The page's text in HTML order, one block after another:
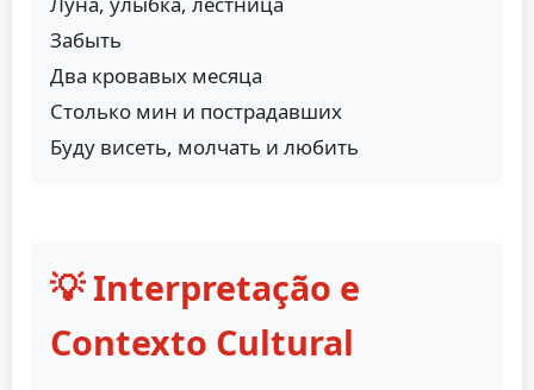
Забыть
Два кровавых месяца
Столько мин и пострадавших
Буду висеть, молчать и любить
💡 Interpretação e
Contexto Cultural